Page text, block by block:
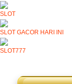
SLOT
SLOT GACOR HARI INI
SLOT777